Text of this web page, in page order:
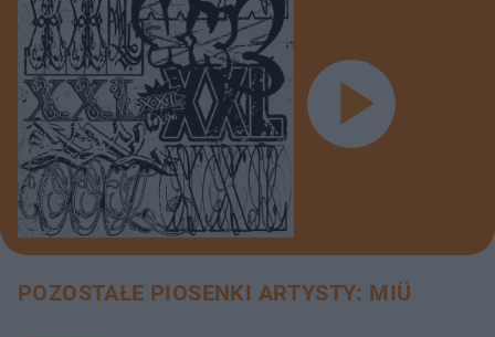
POZOSTAŁE PIOSENKI ARTYSTY: MIÜ